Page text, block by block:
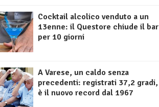
Cocktail alcolico venduto a un
13enne: il Questore chiude il bar
per 10 giorni
A Varese, un caldo senza
precedenti: registrati 37,2 gradi,
è il nuovo record dal 1967